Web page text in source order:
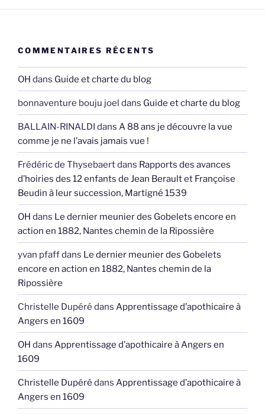
COMMENTAIRES RÉCENTS
OH dans Guide et charte du blog
bonnaventure bouju joel dans Guide et charte du blog
BALLAIN-RINALDI dans A 88 ans je découvre la vue
comme je ne l’avais jamais vue !
Frédéric de Thysebaertdans Rapports des avances
d’hoiries des 12 enfants de Jean Berault et Françoise
Beudin à leur succession, Martigné 1539
OH dans Le dernier meunier des Gobelets encore en
action en 1882, Nantes chemin de la Ripossière
yvan pfaffdans Le dernier meunier des Gobelets
encore en action en 1882, Nantes chemin de la
Ripossière
Christelle Dupéré dans Apprentissage d’apothicaire à
Angers en 1609
OH dans Apprentissage d’apothicaire à Angers en
1609
Christelle Dupéré dans Apprentissage d’apothicaire à
Angers en 1609